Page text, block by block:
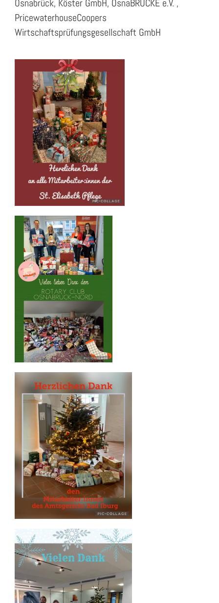
Osnabrück, Köster GmbH, OsnaBRÜCKE e.V. ,
PricewaterhouseCoopers
Wirtschaftsprüfungsgesellschaft GmbH